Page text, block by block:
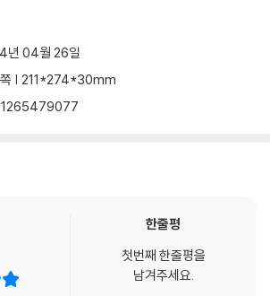
guides, and more
년 04월 26일
| 211*274*30mm
한줄평
첫번째 한줄평을
남겨주세요.